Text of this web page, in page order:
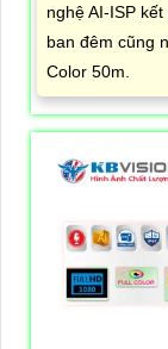
nghệ AI-ISP
ban đêm cũng
Color 50m.